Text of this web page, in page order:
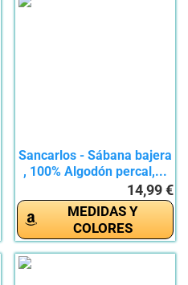
Sancarlos - Sábana bajera
, 100% Algodón percal,...
14,99 €
MEDIDAS Y
COLORES